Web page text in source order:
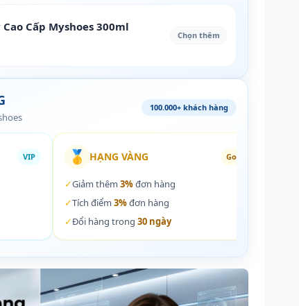
Cấp Myshoes 300ml
Chọn thêm
100.000+ khách hàng
VIP 🥇 HẠNG VÀNG Gold
✓Giảm thêm 3%đơn hàng
✓Tích điểm 3%đơn hàng
✓Đổi hàng trong 30 ngày